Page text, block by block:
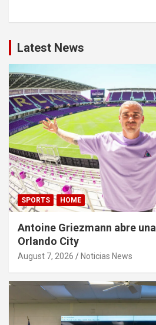
Latest News
SPORTS HOME
Antoine Griezmann abre
Orlando City
August 7, 2026 Noticias News